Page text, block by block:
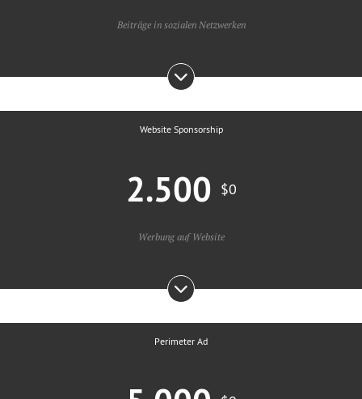
Beiträge in sozialen Netzwerken
Website Sponsorship
2.500 $0
Werbung auf Website
Perimeter Ad